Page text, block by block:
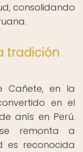
consolidando
tradición
Cañete, en la
en el
anís en Perú.
remonta a
es reconocida